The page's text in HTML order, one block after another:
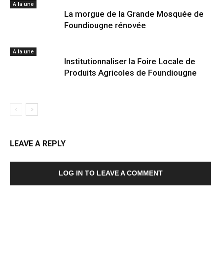
A la une
La morgue de la Grande Mosquée de
Foundiougne rénovée
A la une
Institutionnaliser la Foire Locale de
Produits Agricoles de Foundiougne
LEAVE A REPLY
LOG IN TO LEAVE A COMMENT